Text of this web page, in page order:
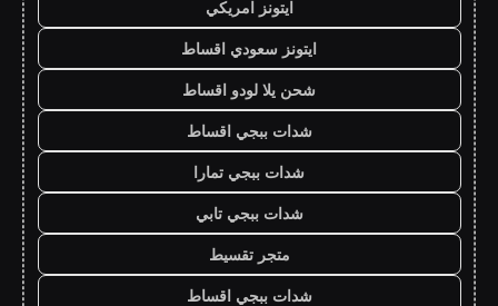
ايتونز امريكي
ايتونز سعودي اقساط
شحن يلا لودو اقساط
شدات ببجي اقساط
شدات ببجي تمارا
شدات ببجي تابي
متجر تقسيط
شدات ببجي اقساط